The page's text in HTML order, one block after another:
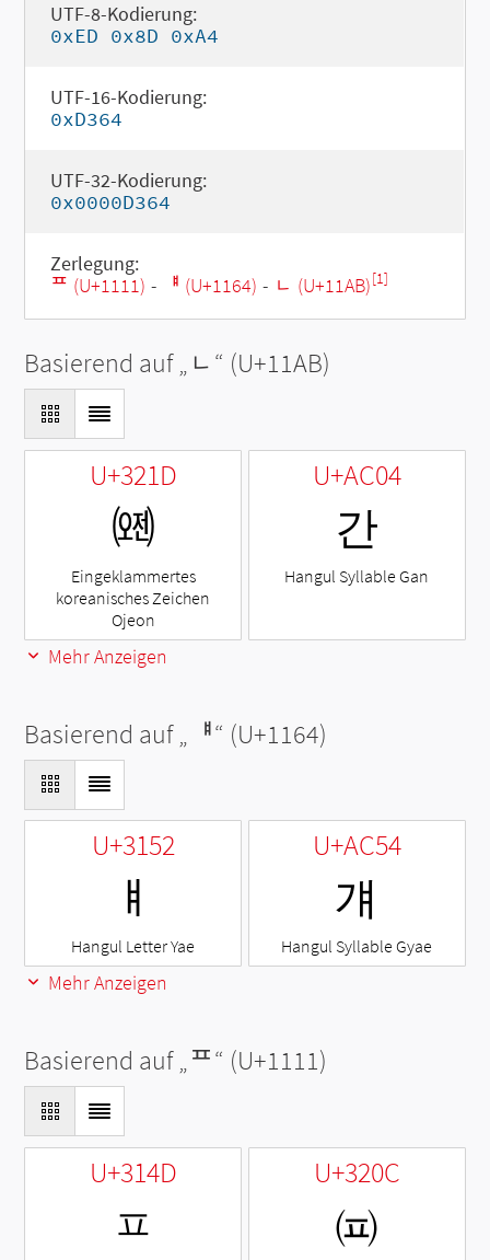
UTF-8-Kodierung:
0xED 0x8D 0xA4
UTF-16-Kodierung:
0xD364
UTF-32-Kodierung:
0x0000D364
Zerlegung:
ᄑ (U+1111) - ᅤ (U+1164) - ᆫ (U+11AB)[1]
Basierend auf „ ᆫ“ (U+11AB)
U+321D
㈝
Eingeklammertes
koreanisches Zeichen
Ojeon
U+AC04
간
Hangul Syllable Gan
Mehr Anzeigen
Basierend auf „ ᅤ“ (U+1164)
U+3152
ㅒ
Hangul Letter Yae
U+AC54
걔
Hangul Syllable Gyae
Mehr Anzeigen
Basierend auf „ᄑ“ (U+1111)
U+314D
ㅍ
U+320C
㈌